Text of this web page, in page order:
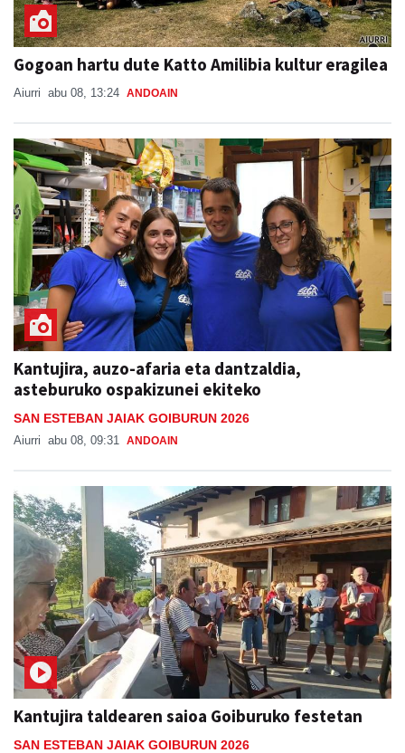
Gogoan hartu dute Katto Amilibia kultur eragilea
Aiurri abu 08, 13:24 ANDOAIN
Kantujira, auzo-afaria eta dantzaldia,
asteburuko ospakizunei ekiteko
SAN ESTEBAN JAIAK GOIBURUN 2026
Aiurri abu 08, 09:31 ANDOAIN
Kantujira taldearen saioa Goiburuko festetan
SAN ESTEBAN JAIAK GOIBURUN 2026